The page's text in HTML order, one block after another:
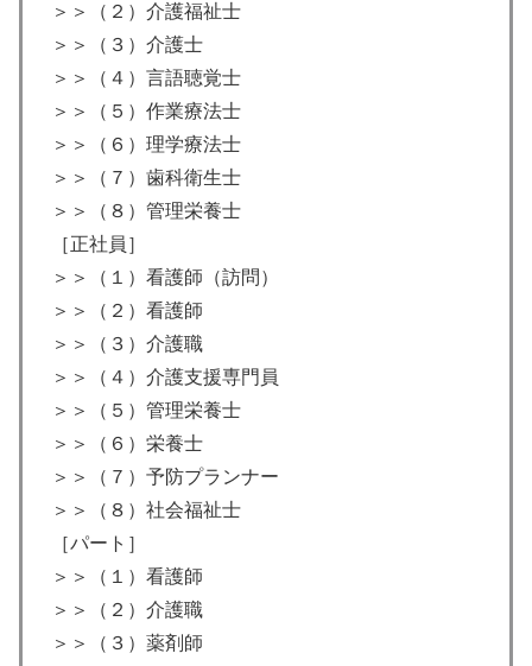
＞＞（２）介護福祉士
＞＞（３）介護士
＞＞（４）言語聴覚士
＞＞（５）作業療法士
＞＞（６）理学療法士
＞＞（７）歯科衛生士
＞＞（８）管理栄養士
［正社員］
＞＞（１）看護師（訪問）
＞＞（２）看護師
＞＞（３）介護職
＞＞（４）介護支援専門員
＞＞（５）管理栄養士
＞＞（６）栄養士
＞＞（７）予防プランナー
＞＞（８）社会福祉士
［パート］
＞＞（１）看護師
＞＞（２）介護職
＞＞（３）薬剤師